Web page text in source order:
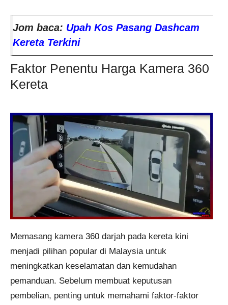
Jom baca: Upah Kos Pasang Dashcam
Kereta Terkini
Faktor Penentu Harga Kamera 360
Kereta
Memasang kamera 360 darjah pada kereta kini
menjadi pilihan popular di Malaysia untuk
meningkatkan keselamatan dan kemudahan
pemanduan. Sebelum membuat keputusan
pembelian, penting untuk memahami faktor-faktor